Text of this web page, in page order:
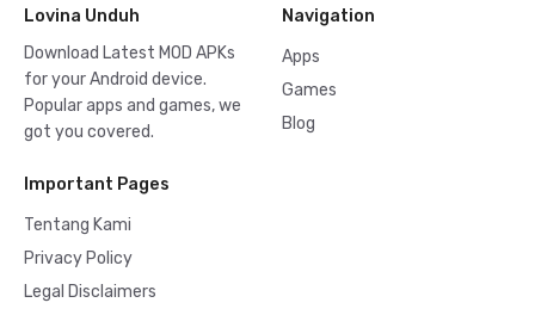
Lovina Unduh
Download Latest MOD APKs
for your Android device.
Popular apps and games, we
got you covered.
Navigation
Apps
Games
Blog
Important Pages
Tentang Kami
Privacy Policy
Legal Disclaimers